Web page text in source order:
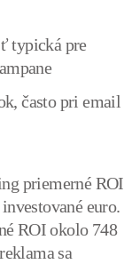
typická pre
často pri email
priemerné ROI
euro.
ROI okolo 748
sa